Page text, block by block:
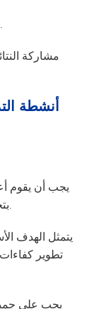
3.3.1 أن يكونوا مشاركين فاعلين.
بتخطيط برنامج ورش العمل سنويًّا.
تطوير